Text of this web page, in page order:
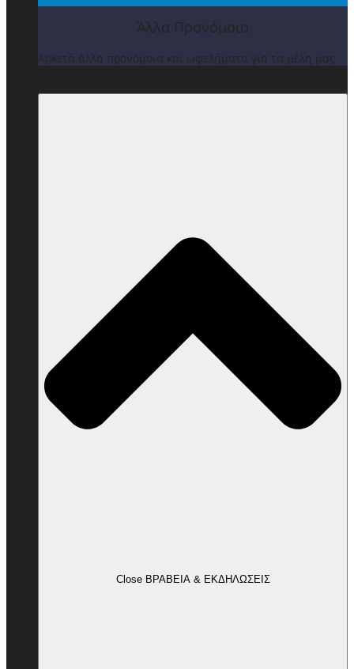
Άλλα Προνόμοια
Αρκετά άλλα προνόμοια και ωφελήματα για τα μέλη μας
Close ΒΡΑΒΕΙΑ & ΕΚΔΗΛΩΣΕΙΣ